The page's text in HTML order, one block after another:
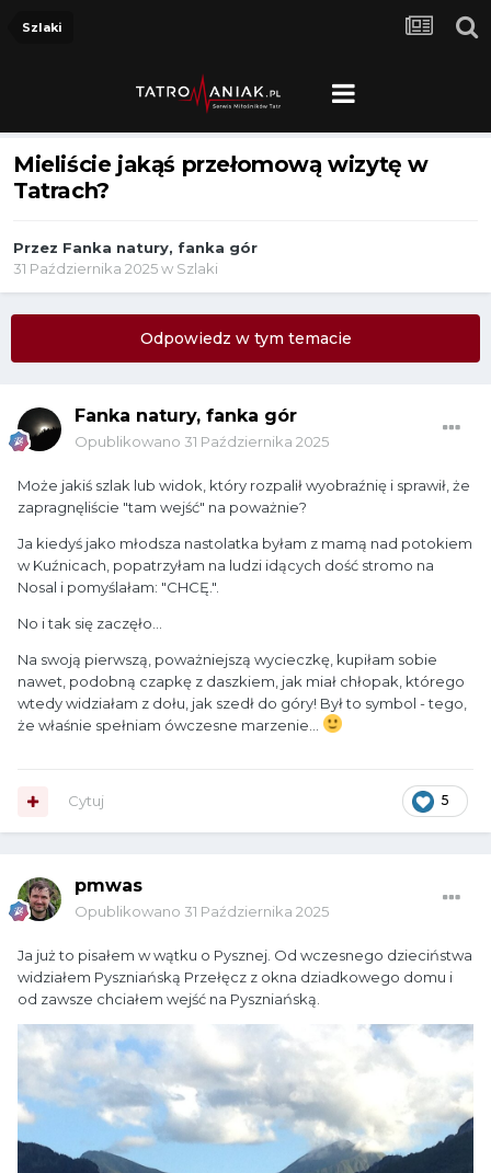
Szlaki
Mieliście jakąś przełomową wizytę w
Tatrach?
Przez Fanka natury, fanka gór
31 Października 2025w Szlaki
Odpowiedz w tym temacie
Fanka natury, fanka gór
Opublikowano 31 Października 2025
Może jakiś szlak lub widok, który rozpalił wyobraźnię i sprawił, że
zapragnęliście "tam wejść" na poważnie?
Ja kiedyś jako młodsza nastolatka byłam z mamą nad potokiem
w Kuźnicach, popatrzyłam na ludzi idących dość stromo na
Nosal i pomyślałam: "CHCĘ.".
No i tak się zaczęło...
Na swoją pierwszą, poważniejszą wycieczkę, kupiłam sobie
nawet, podobną czapkę z daszkiem, jak miał chłopak, którego
wtedy widziałam z dołu, jak szedł do góry! Był to symbol - tego,
że właśnie spełniam ówczesne marzenie...
5
Cytuj
pmwas
Opublikowano 31 Października 2025
Ja już to pisałem w wątku o Pysznej. Od wczesnego dzieciństwa
widziałem Pyszniańską Przełęcz z okna dziadkowego domu i
od zawsze chciałem wejść na Pyszniańską.